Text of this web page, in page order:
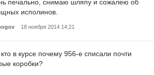
печально, снимаю шляпу и сожалею об
исполинов.
18 ноября 2014 14:21
в курсе почему 956-е списали почти
коробки?